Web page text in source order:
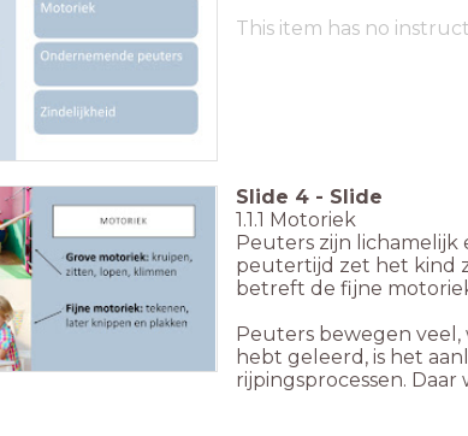
This item has no
Slide 4 - Slide
1.1.1 Motoriek
Peuters zijn lichamelijk
peutertijd zet het kind
betreft de fijne
Peuters bewegen veel,
hebt geleerd, is het
rijpingsprocessen.